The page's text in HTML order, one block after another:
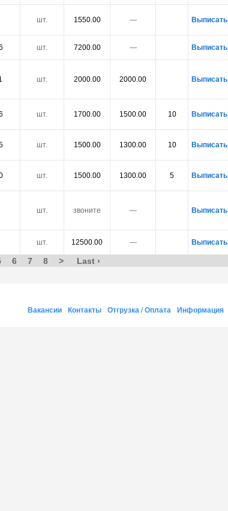
шт. 1550.00 ― Выписать
шт. 7200.00 ― Выписать
шт. 2000.00 2000.00 Выписать
шт. 1700.00 1500.00 10 Выписать
шт. 1500.00 1300.00 10 Выписать
шт. 1500.00 1300.00 5 Выписать
шт. звоните ― Выписать
шт. 12500.00 ― Выписать
6 7 8 > Last ›
Информация
Отгрузка / Оплата
Контакты
Вакансии